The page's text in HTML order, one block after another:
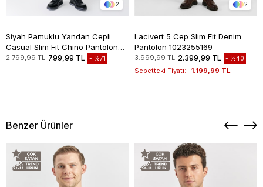
2
Siyah Pamuklu Yandan Cepli
Casual Slim Fit Chino Pantolon
1003235117
2.799,99 TL 799,99 TL %71
2
Lacivert 5 Cep Slim Fit Denim
Pantolon 1023255169
3.999,99 TL 2.399,99 TL %40
Sepetteki Fiyatı: 1.199,99 TL
Benzer Ürünler